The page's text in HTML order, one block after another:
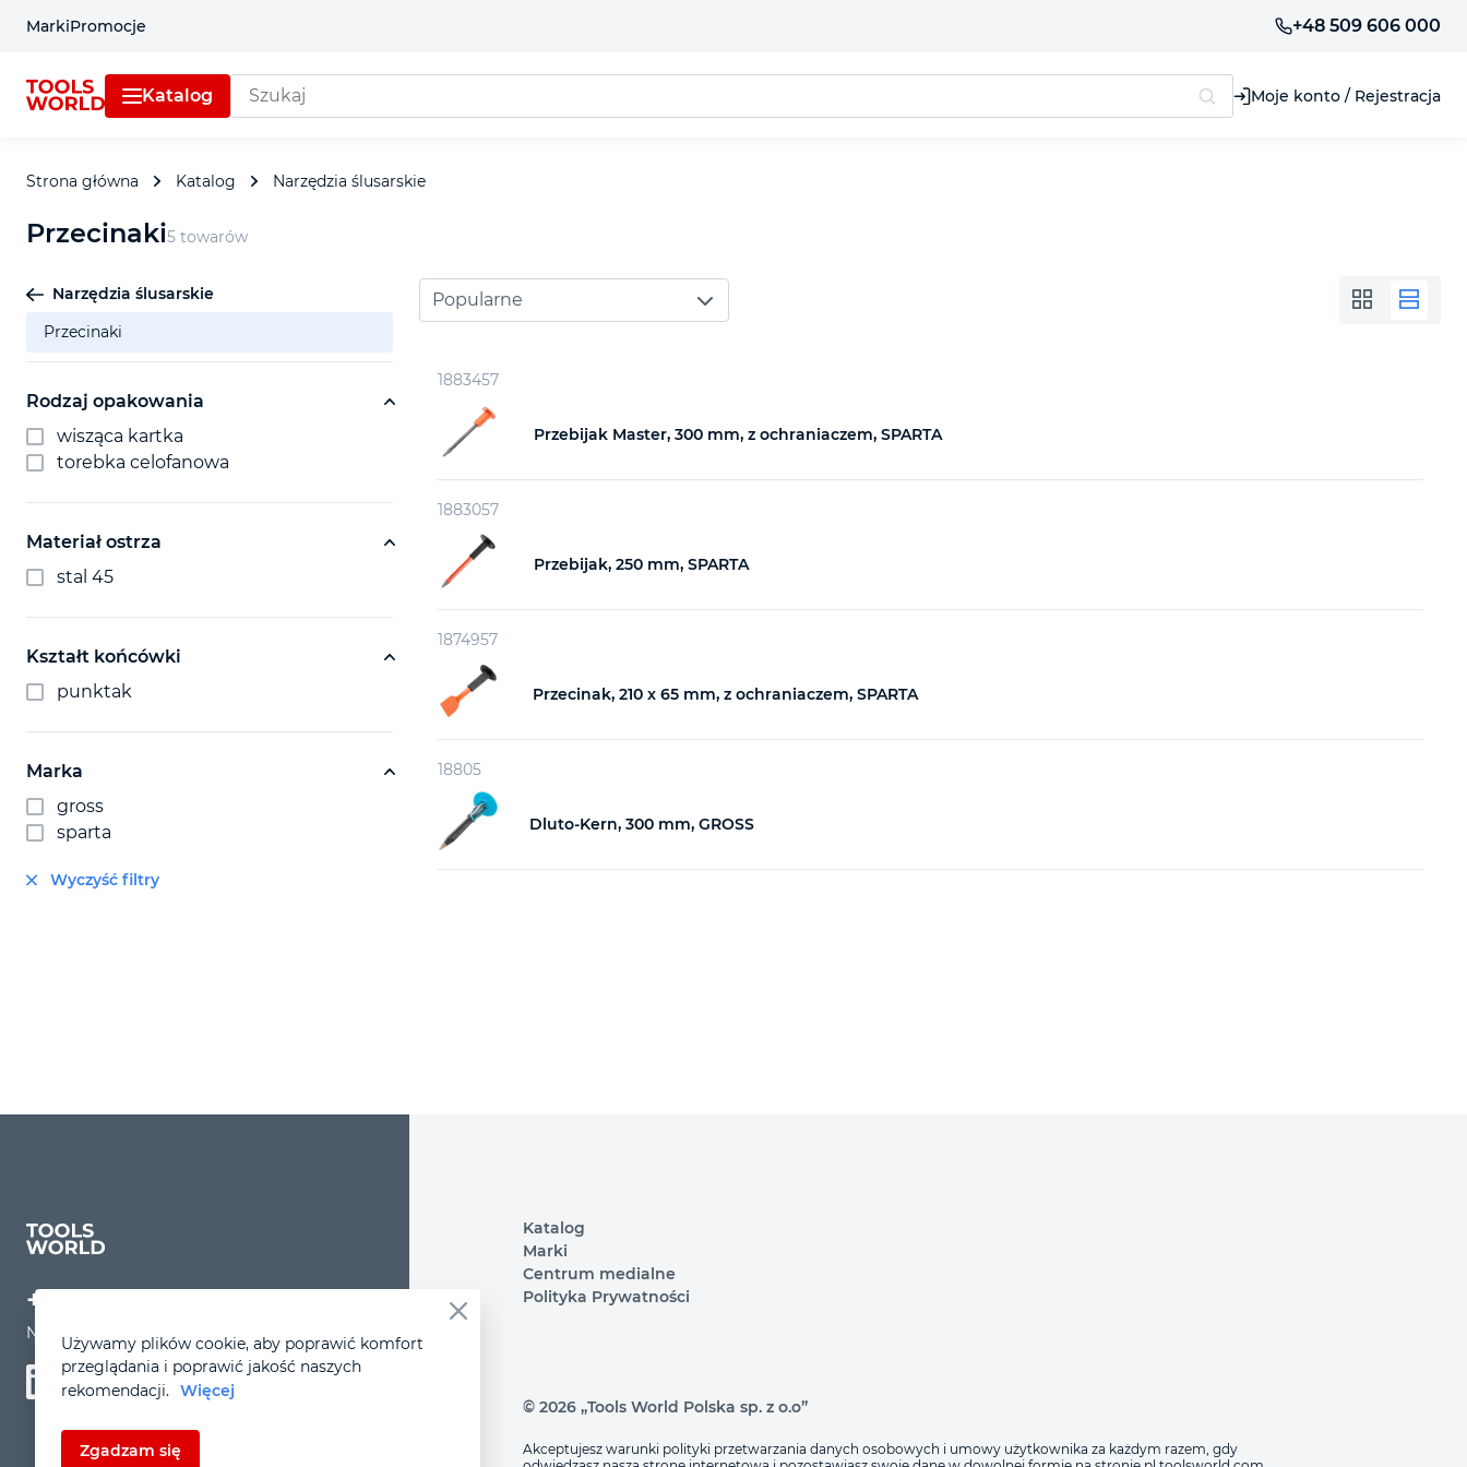
MarkiPromocje +48 509 606 000
Katalog Moje konto / Rejestracja
Strona główna Katalog Narzędzia ślusarskie
Przecinaki5 towarów
Narzędzia ślusarskie
Przecinaki
Rodzaj opakowania
wisząca kartka
torebka celofanowa
Materiał ostrza
stal 45
Kształt końcówki
punktak
Marka
gross
sparta
Wyczyść filtry
Popularne
1883457
Przebijak Master, 300 mm, z ochraniaczem, SPARTA
1883057
Przebijak, 250 mm, SPARTA
1874957
Przecinak, 210 x 65 mm, z ochraniaczem, SPARTA
18805
Dluto-Kern, 300 mm, GROSS
+48 509 606 000
Nieczynne: sobota–niedziela
Katalog
Marki
Centrum medialne
Polityka Prywatności
© 2026 „Tools World Polska sp. z o.o”
Akceptujesz warunki polityki przetwarzania danych osobowych i umowy użytkownika za każdym razem, gdy
Używamy plików cookie, aby poprawić komfort
przeglądania i poprawić jakość naszych
rekomendacji. Więcej
Zgadzam się